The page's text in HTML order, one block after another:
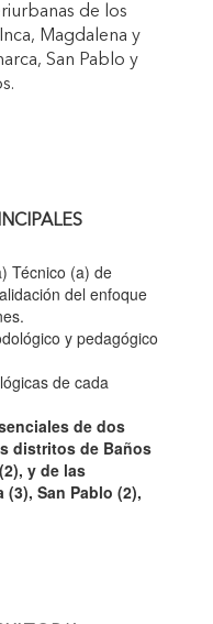
de los
Magdalena y
San Pablo y
Técnico (a) de
del enfoque
y pedagógico
de cada
de dos
distritos de Baños
y de las
San Pablo (2),